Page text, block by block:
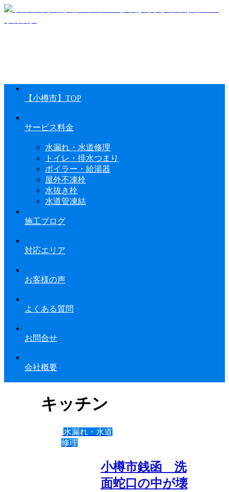
【小樽市】TOP
サービス料金
水漏れ・水道修理
トイレ・排水つまり
ボイラー・給湯器
屋外不凍栓
水抜き栓
水道管凍結
施工ブログ
対応エリア
お客様の声
よくある質問
お問合せ
会社概要
キッチン
水漏れ・水道
修理
小樽市銭函 洗
面蛇口の中が壊